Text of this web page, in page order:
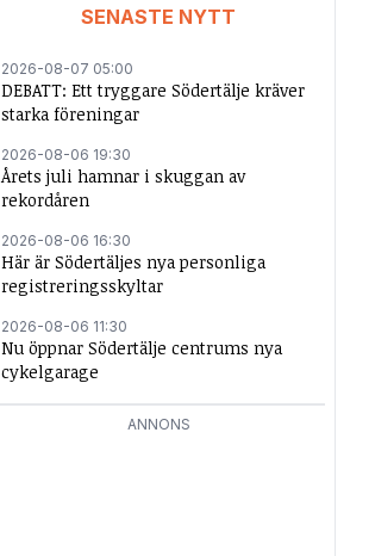
SENASTE NYTT
2026-08-07 05:00
DEBATT: Ett tryggare Södertälje kräver
starka föreningar
2026-08-06 19:30
Årets juli hamnar i skuggan av
rekordåren
2026-08-06 16:30
Här är Södertäljes nya personliga
registreringsskyltar
2026-08-06 11:30
Nu öppnar Södertälje centrums nya
cykelgarage
ANNONS